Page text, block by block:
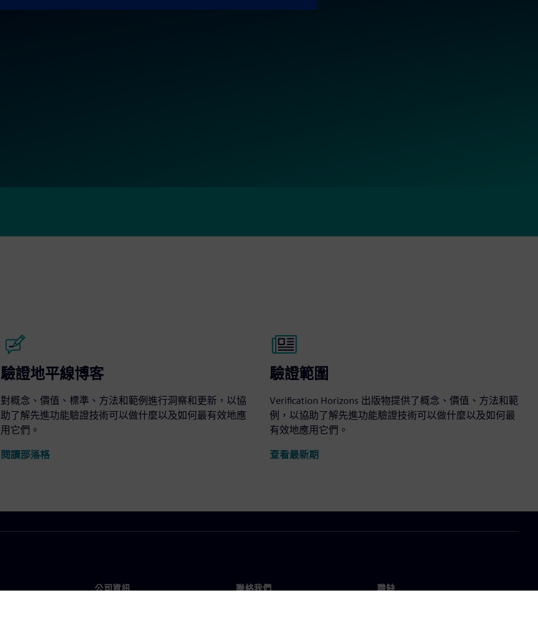
驗證地平線博客
對概念、價值、標準、方法和範例進行洞察和更新，以協
助了解先進功能驗證技術可以做什麼以及如何最有效地應
用它們。
閱讀部落格
驗證範圍
Verification Horizons 出版物提供了概念、價值、方法和範
例，以協助了解先進功能驗證技術可以做什麼以及如何最
有效地應用它們。
查看最新期
公司資訊 聯絡我們 職缺